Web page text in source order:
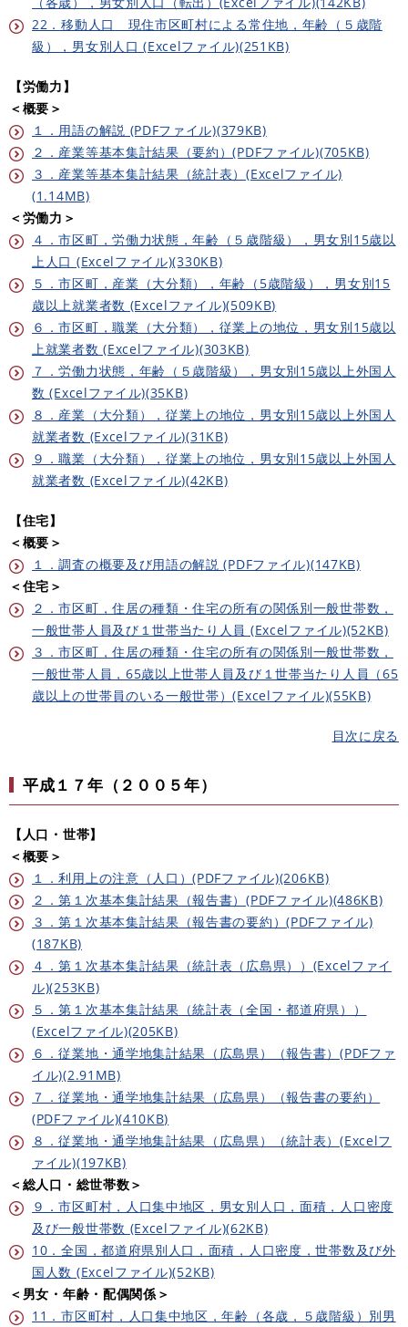
22．移動人口 現住市区町村による常住地，年齢（５歳階
級），男女別人口 (Excelファイル)(251KB)
【労働力】
＜概要＞
１．用語の解説 (PDFファイル)(379KB)
２．産業等基本集計結果（要約）(PDFファイル)(705KB)
３．産業等基本集計結果（統計表）(Excelファイル)
(1.14MB)
＜労働力＞
４．市区町，労働力状態，年齢（５歳階級），男女別15歳以
上人口 (Excelファイル)(330KB)
５．市区町，産業（大分類），年齢（5歳階級），男女別15
歳以上就業者数 (Excelファイル)(509KB)
６．市区町，職業（大分類），従業上の地位，男女別15歳以
上就業者数 (Excelファイル)(303KB)
７．労働力状態，年齢（５歳階級），男女別15歳以上外国人
数 (Excelファイル)(35KB)
８．産業（大分類），従業上の地位，男女別15歳以上外国人
就業者数 (Excelファイル)(31KB)
９．職業（大分類），従業上の地位，男女別15歳以上外国人
就業者数 (Excelファイル)(42KB)
【住宅】
＜概要＞
１．調査の概要及び用語の解説 (PDFファイル)(147KB)
＜住宅＞
２．市区町，住居の種類・住宅の所有の関係別一般世帯数，
一般世帯人員及び１世帯当たり人員 (Excelファイル)(52KB)
３．市区町，住居の種類・住宅の所有の関係別一般世帯数，
一般世帯人員，65歳以上世帯人員及び１世帯当たり人員（65
歳以上の世帯員のいる一般世帯）(Excelファイル)(55KB)
目次に戻る
平成１７年（２００５年）
【人口・世帯】
＜概要＞
１．利用上の注意（人口）(PDFファイル)(206KB)
２．第１次基本集計結果（報告書）(PDFファイル)(486KB)
３．第１次基本集計結果（報告書の要約）(PDFファイル)
(187KB)
４．第１次基本集計結果（統計表（広島県））(Excelファイ
ル)(253KB)
５．第１次基本集計結果（統計表（全国・都道府県））
(Excelファイル)(205KB)
６．従業地・通学地集計結果（広島県）（報告書）(PDFファ
イル)(2.91MB)
７．従業地・通学地集計結果（広島県）（報告書の要約）
(PDFファイル)(410KB)
８．従業地・通学地集計結果（広島県）（統計表）(Excelフ
ァイル)(197KB)
＜総人口・総世帯数＞
９．市区町村，人口集中地区，男女別人口，面積，人口密度
及び一般世帯数 (Excelファイル)(62KB)
10．全国，都道府県別人口，面積，人口密度，世帯数及び外
国人数 (Excelファイル)(52KB)
＜男女・年齢・配偶関係＞
11．市区町村，人口集中地区，年齢（各歳，５歳階級）別男